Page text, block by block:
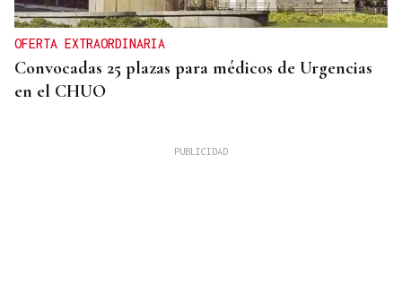
OFERTA EXTRAORDINARIA
Convocadas 25 plazas para médicos de Urgencias
en el CHUO